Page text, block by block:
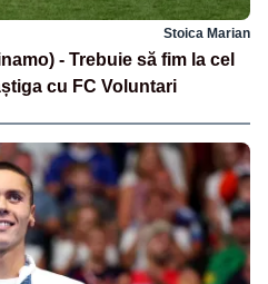
Stoica Marian
- Trebuie să fim la cel
cu FC Voluntari